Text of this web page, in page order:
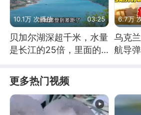
10.1万 次播放 03:25
贝加尔湖深超千米，水量
是长江的25倍，里面的
6.7万
乌克
航导
更多热门视频